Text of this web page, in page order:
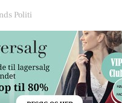
Politi